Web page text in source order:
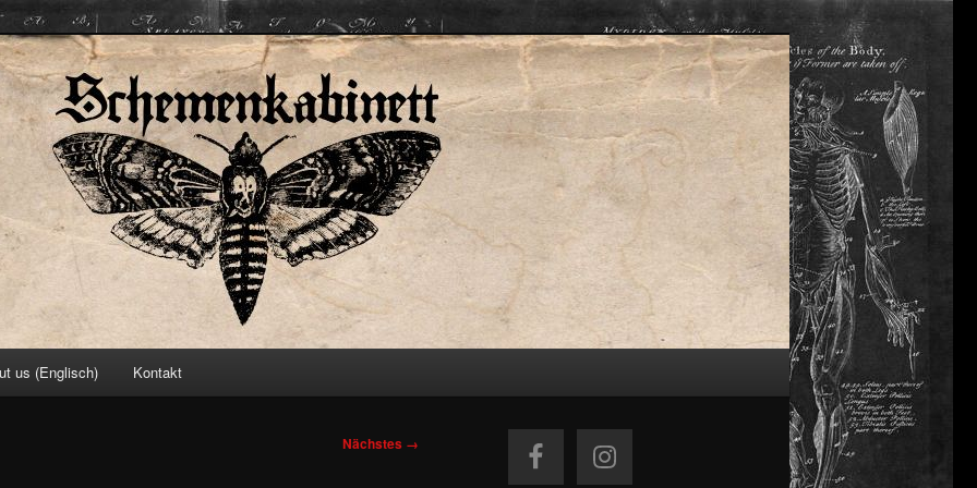
us (Englisch) Kontakt
Nächstes →